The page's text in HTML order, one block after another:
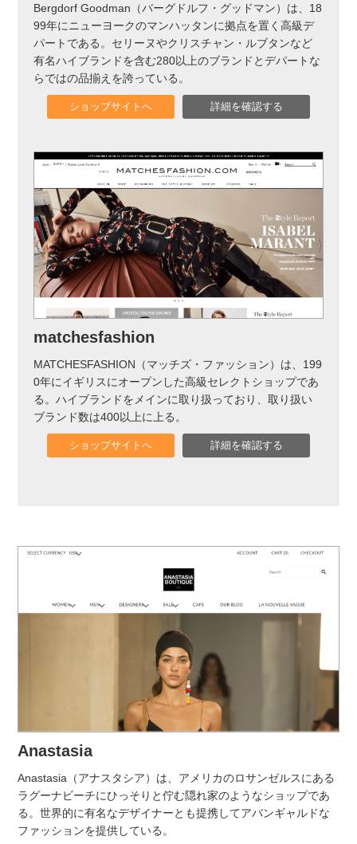
Bergdorf Goodman（バーグドルフ・グッドマン）は、18
99年にニューヨークのマンハッタンに拠点を置く高級デ
パートである。セリーヌやクリスチャン・ルブタンなど
有名ハイブランドを含む280以上のブランドとデパートな
らではの品揃えを誇っている。
ショップサイトへ 詳細を確認する
matchesfashion
MATCHESFASHION（マッチズ・ファッション）は、199
0年にイギリスにオープンした高級セレクトショップであ
る。ハイブランドをメインに取り扱っており、取り扱い
ブランド数は400以上に上る。
ショップサイトへ 詳細を確認する
Anastasia
Anastasia（アナスタシア）は、アメリカのロサンゼルスにある
ラグーナビーチにひっそりと佇む隠れ家のようなショップであ
る。世界的に有名なデザイナーとも提携してアバンギャルドな
ファッションを提供している。